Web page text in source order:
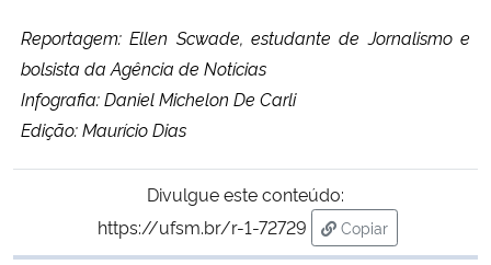
Reportagem: Ellen Scwade, estudante de Jornalismo e
bolsista da Agência de Notícias
Infografia: Daniel Michelon De Carli
Edição: Maurício Dias
Divulgue este conteúdo:
https://ufsm.br/r-1-72729
Copiar
para área de